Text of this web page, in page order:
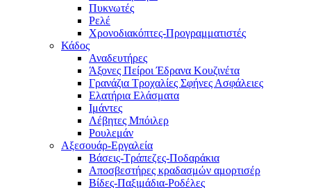
Πυκνωτές
Ρελέ
Χρονοδιακόπτες-Προγραμματιστές
Κάδος
Αναδευτήρες
Άξονες Πείροι Έδρανα Κουζινέτα
Γρανάζια Τροχαλίες Σφήνες Ασφάλειες
Ελατήρια Ελάσματα
Ιμάντες
Λέβητες Μπόιλερ
Ρουλεμάν
Αξεσουάρ-Εργαλεία
Βάσεις-Τράπεζες-Ποδαράκια
Αποσβεστήρες κραδασμών αμορτισέρ
Βίδες-Παξιμάδια-Ροδέλες